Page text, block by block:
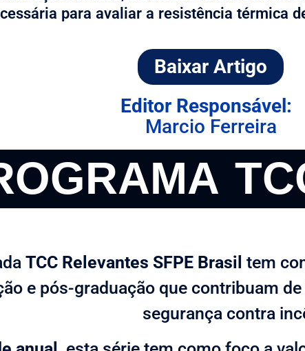
para avaliar a resistência térmica
Baixar Artigo
Editor Responsável:
Marcio Ferreira
TCC Relevantes SFPE Brasil tem
e pós-graduação que contribuam
segurança contra